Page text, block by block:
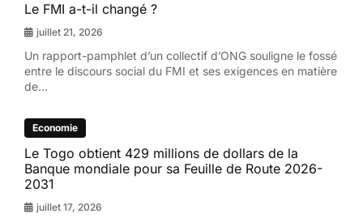
Le FMI a-t-il changé ?
juillet 21, 2026
Un rapport-pamphlet d’un collectif d’ONG souligne le fossé
entre le discours social du FMI et ses exigences en matière
de...
Economie
Le Togo obtient 429 millions de dollars de la
Banque mondiale pour sa Feuille de Route 2026-
2031
juillet 17, 2026